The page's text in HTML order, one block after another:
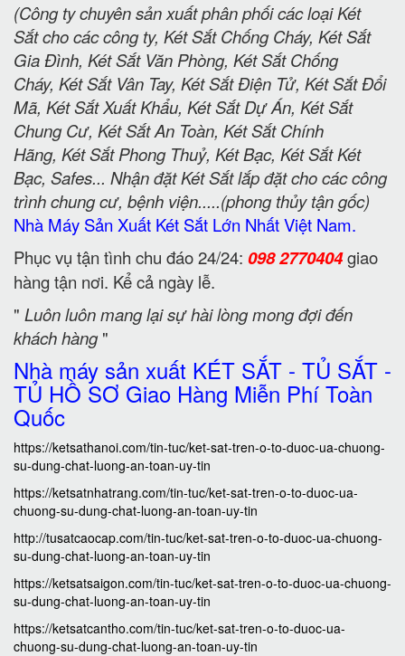
(Công ty chuyên sản xuất phân phối các loại Két
Sắt cho các công ty, Két Sắt Chống Cháy, Két Sắt
Gia Đình, Két Sắt Văn Phòng, Két Sắt Chống
Cháy, Két Sắt Vân Tay, Két Sắt Điện Tử, Két Sắt Đổi
Mã, Két Sắt Xuất Khẩu, Két Sắt Dự Án, Két Sắt
Chung Cư, Két Sắt An Toàn, Két Sắt Chính
Hãng, Két Sắt Phong Thuỷ, Két Bạc, Két Sắt Két
Bạc, Safes... Nhận đặt Két Sắt lắp đặt cho các công
trình chung cư, bệnh viện.....(phong thủy tận gốc)
Nhà Máy Sản Xuất Két Sắt Lớn Nhất Việt Nam.
Phục vụ tận tình chu đáo 24/24: 098 2770404giao
hàng tận nơi. Kể cả ngày lễ.
" Luôn luôn mang lại sự hài lòng mong đợi đến
khách hàng"
Nhà máy sản xuất KÉT SẮT - TỦ SẮT -
TỦ HỒ SƠ Giao Hàng Miễn Phí Toàn
Quốc
https://ketsathanoi.com/tin-tuc/ket-sat-tren-o-to-duoc-ua-chuong-
su-dung-chat-luong-an-toan-uy-tin
https://ketsatnhatrang.com/tin-tuc/ket-sat-tren-o-to-duoc-ua-
chuong-su-dung-chat-luong-an-toan-uy-tin
http://tusatcaocap.com/tin-tuc/ket-sat-tren-o-to-duoc-ua-chuong-
su-dung-chat-luong-an-toan-uy-tin
https://ketsatsaigon.com/tin-tuc/ket-sat-tren-o-to-duoc-ua-chuong-
su-dung-chat-luong-an-toan-uy-tin
https://ketsatcantho.com/tin-tuc/ket-sat-tren-o-to-duoc-ua-
chuong-su-dung-chat-luong-an-toan-uy-tin